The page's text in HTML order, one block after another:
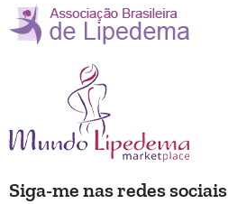
Siga-me nas redes sociais